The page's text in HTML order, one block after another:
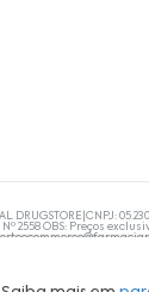
2558 OBS: Preços
um profissional da área
médico deve ser
A
produto em nosso